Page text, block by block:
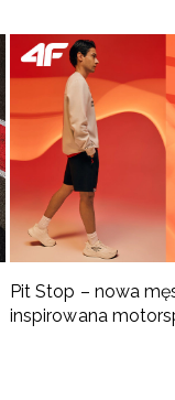
Pit Stop – nowa
inspirowana